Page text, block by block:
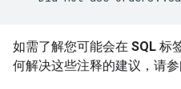
如需了解您可能会在 SQL 标
何解决这些注释的建议，请